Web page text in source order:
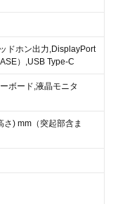
ドホン出力,DisplayPort
）,USB Type-C
ボード,液晶モニタ
) mm（突起部含ま